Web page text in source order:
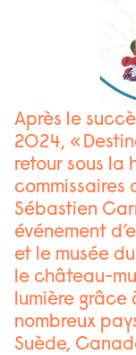
Après le
2024, «
retour sous la
commissaires
Sébastien
événement
et le musée
le château-
lumière grâce
nombreux
Suède,